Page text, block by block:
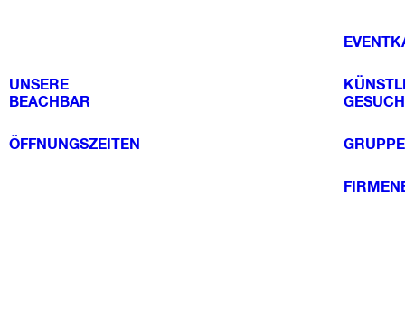
UNSERE
BEACHBAR
ÖFFNUNGSZEITEN